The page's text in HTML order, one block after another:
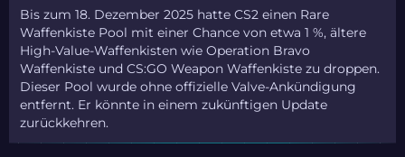
Bis zum 18. Dezember 2025 hatte CS2 einen Rare
Waffenkiste Pool mit einer Chance von etwa 1 %, ältere
High-Value-Waffenkisten wie Operation Bravo
Waffenkiste und CS:GO Weapon Waffenkiste zu droppen.
Dieser Pool wurde ohne offizielle Valve-Ankündigung
entfernt. Er könnte in einem zukünftigen Update
zurückkehren.